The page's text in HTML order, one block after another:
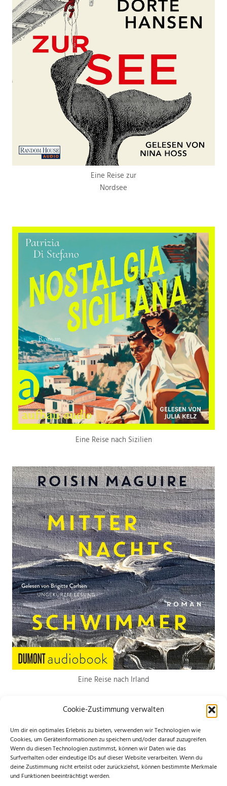
Cookie-Zustimmung verwalten
Um dir ein optimales Erlebnis zu bieten, verwenden wir Technologien wie
Cookies, um Geräteinformationen zu speichern und/oder darauf zuzugreifen.
Wenn du diesen Technologien zustimmst, können wir Daten wie das
Surfverhalten oder eindeutige IDs auf dieser Website verarbeiten. Wenn du
deine Zustimmung nicht erteilst oder zurückziehst, können bestimmte Merkmale
und Funktionen beeinträchtigt werden.
Eine Reise zur
Nordsee
Eine Reise nach Sizilien
Eine Reise nach Irland
*Hierbei handelt es sich um Werbelinks. Wenn du etwas über den Link
bestellst, erhalte ich eine kleine Provision. Für dich entstehen keine
zusätzlichen Kosten. Ganz lieben Dank für deine Unterstützung.